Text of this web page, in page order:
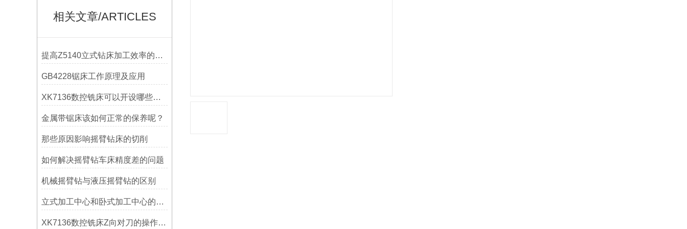
相关文章/ARTICLES
提高Z5140立式钻床加工效率的改进措施
GB4228锯床工作原理及应用
XK7136数控铣床可以开设哪些考核项目？
金属带锯床该如何正常的保养呢？
那些原因影响摇臂钻床的切削
如何解决摇臂钻车床精度差的问题
机械摇臂钻与液压摇臂钻的区别
立式加工中心和卧式加工中心的区别
XK7136数控铣床Z向对刀的操作方法